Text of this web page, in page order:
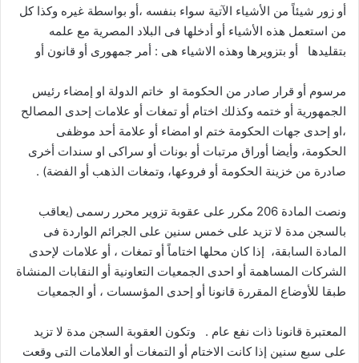
أو زور شيئاً من الأشياء الآتية سواء بنفسه ،أو بواسطة غيره وكذا كل
من استعمل هذه الأشياء أو أدخلها فى البلاد المصرية مع علمه
بتقليدها أو بتزويرها وهذه الاشياء هى : أمر جمهورى أو قانون أو
مرسوم أو قرار صادر من الحكومة او خاتم الدولة او إمضاء رئيس
الجمهورية أو ختمه وكذلك اختام أو تمغات أو علامات إحدى المصالح
،او إحدى جهات الحكومة ختم او امضاء أو علامة أحد موظفى
الحكومة، وأيضا أوراق مرتبات أو بونات أو سراكى او سندات أخرى
صادرة من خزينة الحكومة أو فروعها، وتمغات الذهب أو الفضة) .
ونصت المادة 206 مكرر على عقوبة تزوير محرر رسمى (يعاقب
بالسجن مدة لا تزيد على خمس سنين على الجرائم الواردة فى
المادة السابقة، إذا كان محلها اختاماً أو تمغات ، أو علامات لإحدى
الشركات المساهمة أو احدى الجمعيات التعاونية أو النقابات المنشاة
طبقا للأوضاع المقررة قانونا أو إحدى المؤسسات ، أو الجمعيات
المعتبرة قانونا ذات نفع عام . وتكون العقوبة السجن مدة لا تزيد
على سبع سنين إذا كانت الاختام أو التمغات أو العلامات التى وقعت